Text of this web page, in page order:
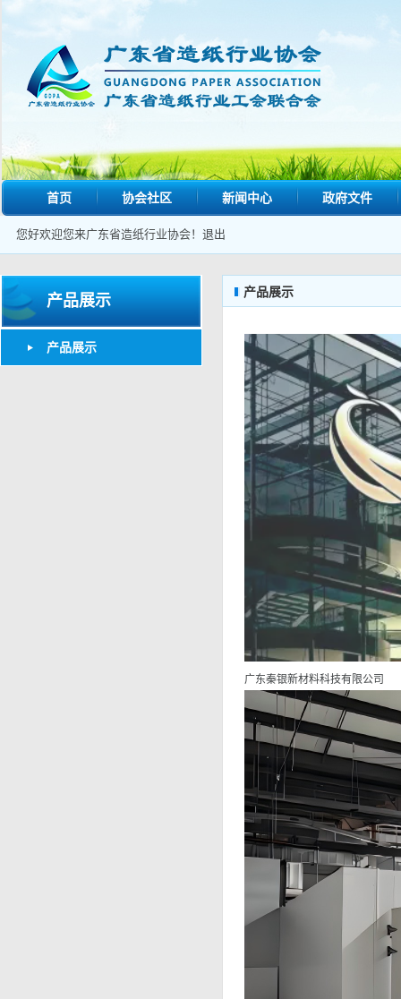
首页 协会社区 新闻中心 政府文件
您好欢迎您来广东省造纸行业协会！ 退出
产品展示
产品展示
产品展示
广东秦银新材料科技有限公司